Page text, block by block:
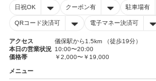
日祝OK クーポン有 駐車場有
QRコード決済可 電子マネー決済可
アクセス
儀保駅から1.5km （徒歩19分）
本日の営業状況 10:00〜20:00
価格帯
￥2,000〜￥19,000
メニュー